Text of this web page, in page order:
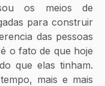
os meios de
para construir
das pessoas
o fato de que hoje
que elas tinham.
mais e mais